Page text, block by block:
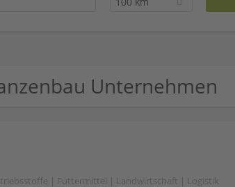
Unternehmen
| Futtermittel | Landwirtschaft | Logistik